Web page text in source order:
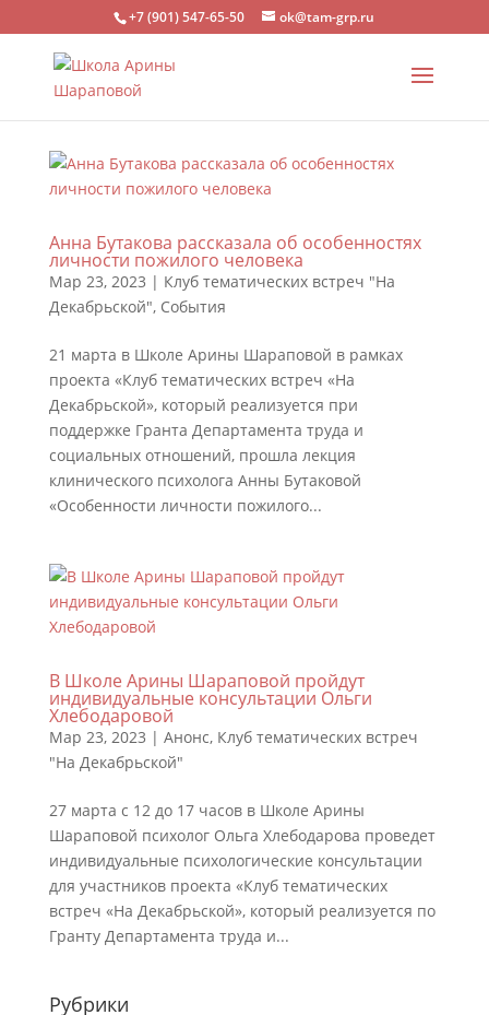
+7 (901) 547-65-50 ok@tam-grp.ru
Анна Бутакова рассказала об особенностях
личности пожилого человека
Мар 23, 2023 | Клуб тематических встреч "На
Декабрьской", События
21 марта в Школе Арины Шараповой в рамках
проекта «Клуб тематических встреч «На
Декабрьской», который реализуется при
поддержке Гранта Департамента труда и
социальных отношений, прошла лекция
клинического психолога Анны Бутаковой
«Особенности личности пожилого...
В Школе Арины Шараповой пройдут
индивидуальные консультации Ольги
Хлебодаровой
Мар 23, 2023 | Анонс, Клуб тематических встреч
"На Декабрьской"
27 марта с 12 до 17 часов в Школе Арины
Шараповой психолог Ольга Хлебодарова проведет
индивидуальные психологические консультации
для участников проекта «Клуб тематических
встреч «На Декабрьской», который реализуется по
Гранту Департамента труда и...
Рубрики